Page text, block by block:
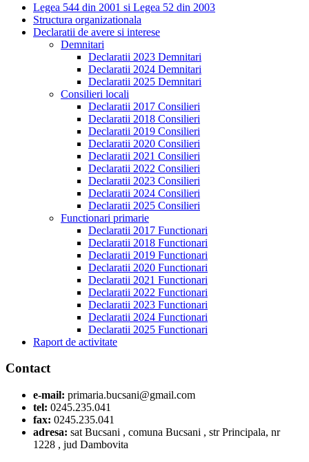
Legea 544 din 2001 si Legea 52 din 2003
Structura organizationala
Declaratii de avere si interese
Demnitari
Declaratii 2023 Demnitari
Declaratii 2024 Demnitari
Declaratii 2025 Demnitari
Consilieri locali
Declaratii 2017 Consilieri
Declaratii 2018 Consilieri
Declaratii 2019 Consilieri
Declaratii 2020 Consilieri
Declaratii 2021 Consilieri
Declaratii 2022 Consilieri
Declaratii 2023 Consilieri
Declaratii 2024 Consilieri
Declaratii 2025 Consilieri
Functionari primarie
Declaratii 2017 Functionari
Declaratii 2018 Functionari
Declaratii 2019 Functionari
Declaratii 2020 Functionari
Declaratii 2021 Functionari
Declaratii 2022 Functionari
Declaratii 2023 Functionari
Declaratii 2024 Functionari
Declaratii 2025 Functionari
Raport de activitate
Contact
e-mail: primaria.bucsani@gmail.com
tel: 0245.235.041
fax: 0245.235.041
adresa: sat Bucsani , comuna Bucsani , str Principala, nr
1228 , jud Dambovita